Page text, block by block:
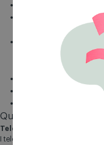
RAM 8GB + Memoria
Fotocamera
13MP wide, macro
Special Features:
display, HDR10+ |
Motion Blur Certified
Connettività rete: 5G
Batteria: 4500 mAh
Sistema Operativo
Questo prodotto vale
Telefono brandizzato
I telefoni brandizzati non